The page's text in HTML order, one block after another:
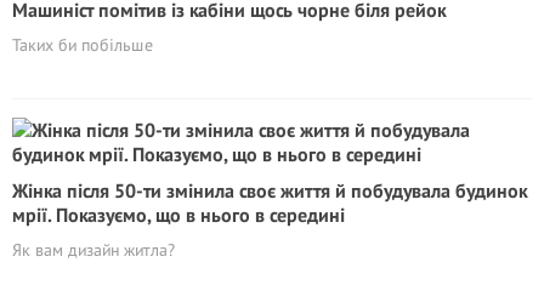
Машиніст помітив із кабіни щось чорне біля рейок
Таких би побільше
Жінка після 50-ти змінила своє життя й побудувала будинок
мрії. Показуємо, що в нього в середині
Як вам дизайн житла?